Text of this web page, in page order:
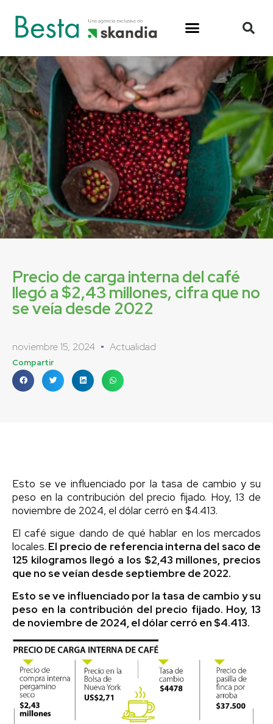
Precio de carga interna del café
llegó a $2,43 millones, cifra que no
se veía desde 2022
noviembre 15, 2024 Actualidad
Compartir
Esto se ve influenciado por la tasa de cambio y su
peso en la contribución del precio fijado. Hoy, 13 de
noviembre de 2024, el dólar cerró en $4.413.
El café sigue dando de qué hablar en los mercados
locales. El precio de referencia interna del saco de
125 kilogramos llegó a los $2,43 millones, precios
que no se veían desde septiembre de 2022.
Esto se ve influenciado por la tasa de cambio y su
peso en la contribución del precio fijado. Hoy, 13
de noviembre de 2024, el dólar cerró en $4.413.